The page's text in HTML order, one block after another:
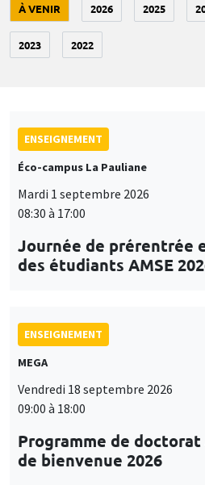
À VENIR 2026 2025
2023 2022
ENSEIGNEMENT
Éco-campus La Pauliane
Mardi 1 septembre 2026
08:30 à 17:00
Journée de prérentrée
des étudiants AMSE
ENSEIGNEMENT
MEGA
Vendredi 18 septembre 2026
09:00 à 18:00
Programme de doctorat
de bienvenue 2026